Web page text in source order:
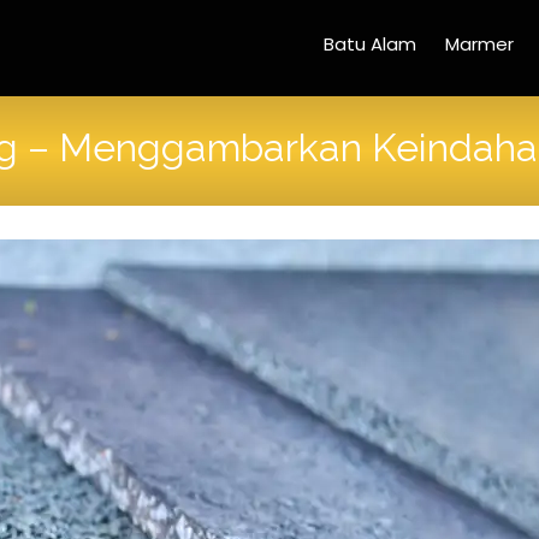
Batu Alam Marmer
– Menggambarkan